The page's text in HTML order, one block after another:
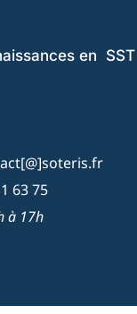
en SST
63 75
à 17h